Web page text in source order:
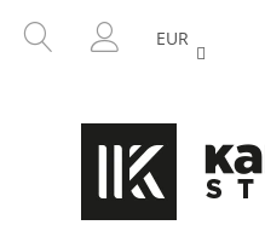
HĽADAŤ
PRIHLÁSENIE
EUR
SPÄŤ
SPÄŤ